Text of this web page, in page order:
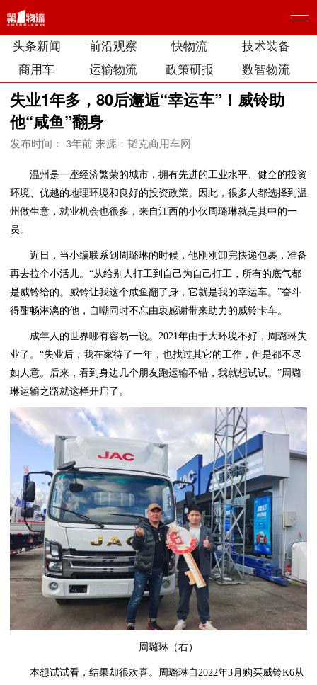
头条新闻 前沿观察 快物流
技术装备
商用车
运输物流 政策研报 数智物流
失业1年多，80后邂逅“幸运车”！威铃助
他“咸鱼”翻身
发布时间： 3年前来源：韬克商用车网
温州是一座经济繁荣的城市，拥有先进的工业水平、健全的投资
环境、优越的地理环境和良好的投资政策。因此，很多人都选择到温
州做生意，就业机会也很多，来自江西的小伙周璐琳就是其中的一
员。
近日，当小编联系到周璐琳的时候，他刚刚卸完快递包裹，准备
再去拉个小活儿。“从给别人打工到自己为自己打工，所有的底气都
是威铃给的。威铃让我这个咸鱼翻了身，它就是我的幸运车。”奋斗
得酣畅淋漓的他，自嘲同时不忘由衷感谢带来助力的威铃卡车。
成年人的世界哪有容易一说。2021年由于大环境不好，周璐琳失
业了。“失业后，我在家待了一年，也找过其它的工作，但是都不尽
如人意。后来，看到身边几个朋友跑运输不错，我就想试试。”周璐
琳运输之路就这样开启了。
周璐琳（右）
本想试试看，结果却很欢喜。周璐琳自2022年3月购买威铃K6从